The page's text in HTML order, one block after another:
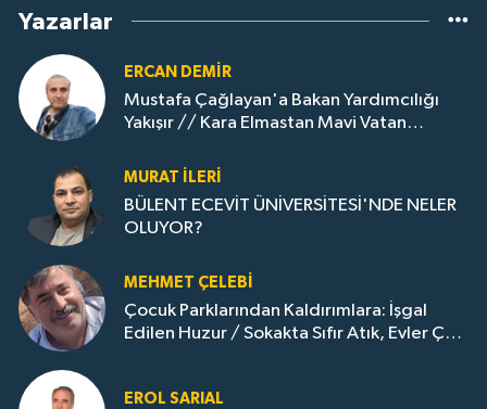
Yazarlar
ERCAN DEMIR
Mustafa Çağlayan'a Bakan Yardımcılığı
Yakışır // ​Kara Elmastan Mavi Vatan
MURAT İLERI
BÜLENT ECEVİT ÜNİVERSİTESİ'NDE NELER
OLUYOR?
MEHMET ÇELEBI
Çocuk Parklarından Kaldırımlara: İşgal
Edilen Huzur / Sokakta Sıfır Atık, Evler Çöp
EROL SARIAL